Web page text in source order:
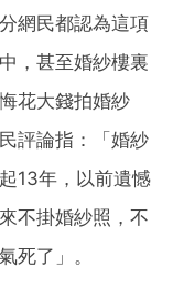
網民都認為這項
，甚至婚紗樓裏
花大錢拍婚紗
評論指：「婚紗
13年，以前遺憾
不掛婚紗照，不
死了」。